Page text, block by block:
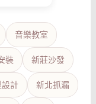
音樂教室
裝 新莊沙發
設計 新北抓漏